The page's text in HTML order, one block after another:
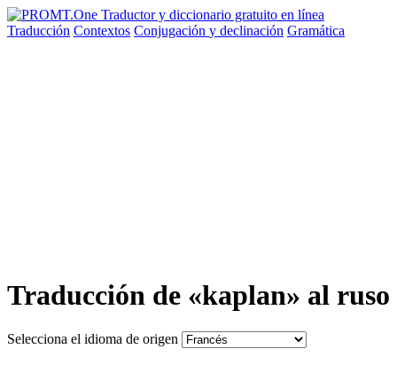
Traducción Contextos Conjugación y declinación Gramática
Traducción de «kaplan» al ruso
Selecciona el idioma de origen